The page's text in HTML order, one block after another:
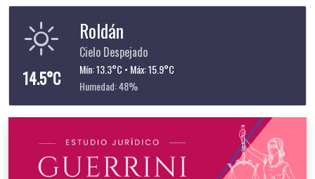
14.5°C
Roldán
Cielo Despejado
Mín: 13.3°C • Máx: 15.9°C
Humedad: 48%